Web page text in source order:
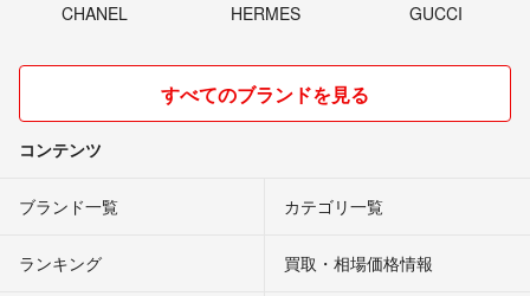
CHANEL HERMES GUCCI
すべてのブランドを見る
コンテンツ
ブランド一覧 カテゴリ一覧
ランキング 買取・相場価格情報